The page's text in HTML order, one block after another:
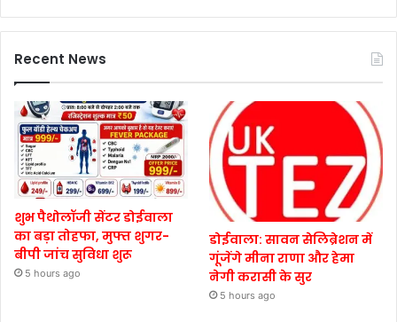
Recent News
शुभ पैथोलॉजी सेंटर डोईवाला
का बड़ा तोहफा, मुफ्त शुगर-
बीपी जांच सुविधा शुरू
5 hours ago
डोईवाला: सावन सेलिब्रेशन में
गूंजेंगे मीना राणा और हेमा
नेगी करासी के सुर
5 hours ago